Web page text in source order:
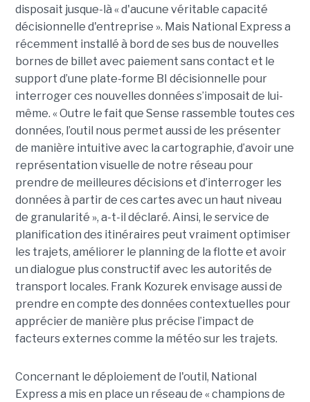
disposait jusque-là « d'aucune véritable capacité
décisionnelle d'entreprise ». Mais National Express a
récemment installé à bord de ses bus de nouvelles
bornes de billet avec paiement sans contact et le
support d’une plate-forme BI décisionnelle pour
interroger ces nouvelles données s’imposait de lui-
même. « Outre le fait que Sense rassemble toutes ces
données, l’outil nous permet aussi de les présenter
de manière intuitive avec la cartographie, d’avoir une
représentation visuelle de notre réseau pour
prendre de meilleures décisions et d’interroger les
données à partir de ces cartes avec un haut niveau
de granularité », a-t-il déclaré. Ainsi, le service de
planification des itinéraires peut vraiment optimiser
les trajets, améliorer le planning de la flotte et avoir
un dialogue plus constructif avec les autorités de
transport locales. Frank Kozurek envisage aussi de
prendre en compte des données contextuelles pour
apprécier de manière plus précise l’impact de
facteurs externes comme la météo sur les trajets.
Concernant le déploiement de l'outil, National
Express a mis en place un réseau de « champions de